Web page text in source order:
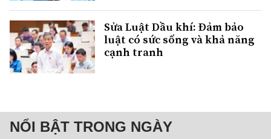
Sửa Luật Dầu khí: Đảm bảo
luật có sức sống và khả năng
cạnh tranh
NỔI BẬT TRONG NGÀY